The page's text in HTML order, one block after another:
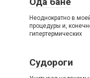
Неоднократно в
процедуры и,
гипертермических
Судороги